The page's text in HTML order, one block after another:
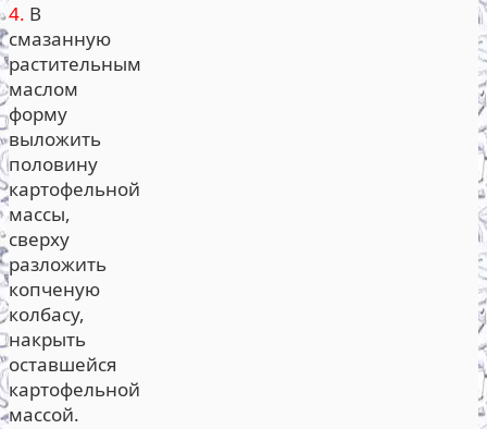
4. В
смазанную
растительным
маслом
форму
выложить
половину
картофельной
массы,
сверху
разложить
копченую
колбасу,
накрыть
оставшейся
картофельной
массой.